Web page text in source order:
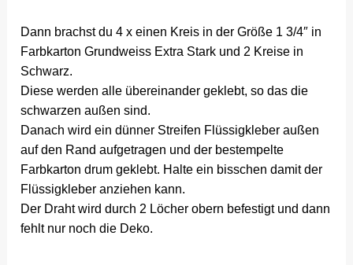
Dann brachst du 4 x einen Kreis in der Größe 1 3/4″ in
Farbkarton Grundweiss Extra Stark und 2 Kreise in
Schwarz.
Diese werden alle übereinander geklebt, so das die
schwarzen außen sind.
Danach wird ein dünner Streifen Flüssigkleber außen
auf den Rand aufgetragen und der bestempelte
Farbkarton drum geklebt. Halte ein bisschen damit der
Flüssigkleber anziehen kann.
Der Draht wird durch 2 Löcher obern befestigt und dann
fehlt nur noch die Deko.